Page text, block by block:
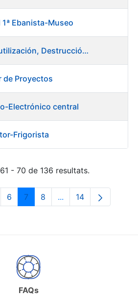
Ebanista-Museo
Maquinista de Inutilización, Destrucción y Empacado de Papel
de Proyectos
Electrónico central
Frigorista
- 70 de 136 resultats.
intermèdies Utilitzeu TAB per
Pàgina
6 Pàgina
7 Pàgina
8 ...PàginesPàgina
14
FAQs